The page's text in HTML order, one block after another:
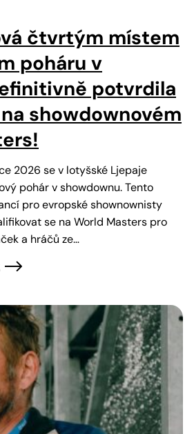
čtvrtým místem
poháru v
potvrdila
showdownovém
2026 se v lotyšské Ljepaje
pohár v showdownu. Tento
pro evropské shownownisty
se na World Masters pro
a hráčů ze…